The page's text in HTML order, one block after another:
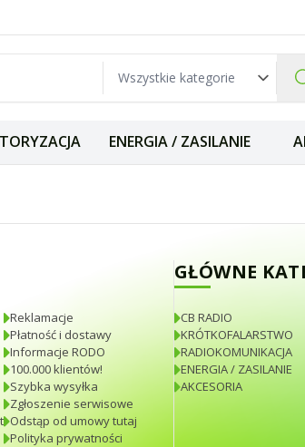
ENERGIA / ZASILANIE
II 64cm
Reklamacje
Płatność i dostawy
Informacje RODO
100.000 klientów!
Szybka wysyłka
Zgłoszenie serwisowe
Odstąp od umowy tutaj
Polityka prywatności
GŁÓWNE
CB RADIO
KRÓTKOFALARSTWO
RADIOKOMUNIKACJA
ENERGIA / ZASILANIE
AKCESORIA